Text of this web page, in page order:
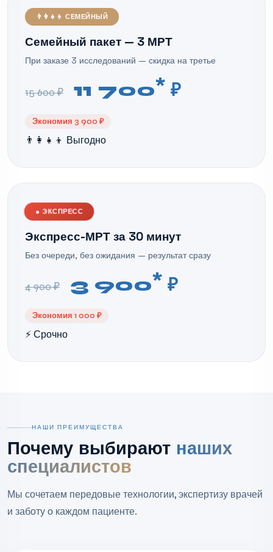
👨‍👩‍👧‍👦 СЕМЕЙНЫЙ
Семейный пакет — 3 МРТ
При заказе 3 исследований — скидка на третье
15 600 ₽ 11 700* ₽
Экономия 3 900 ₽
👨‍👩‍👧‍👦 Выгодно
● ЭКСПРЕСС
Экспресс-МРТ за 30 минут
Без очереди, без ожидания — результат сразу
4 900 ₽ 3 900* ₽
Экономия 1 000 ₽
⚡ Срочно
НАШИ ПРЕИМУЩЕСТВА
Почему выбирают наших
специалистов
Мы сочетаем передовые технологии, экспертизу врачей
и заботу о каждом пациенте.